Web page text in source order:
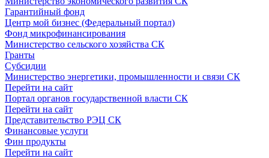
Гарантийный фонд
Центр мой бизнес (Федеральный портал)
Фонд микрофинансирования
Министерство сельского хозяйства СК
Гранты
Субсидии
Министерство энергетики, промышленности и связи СК
Перейти на сайт
Портал органов государственной власти СК
Перейти на сайт
Представительство РЭЦ СК
Финансовые услуги
Фин продукты
Перейти на сайт